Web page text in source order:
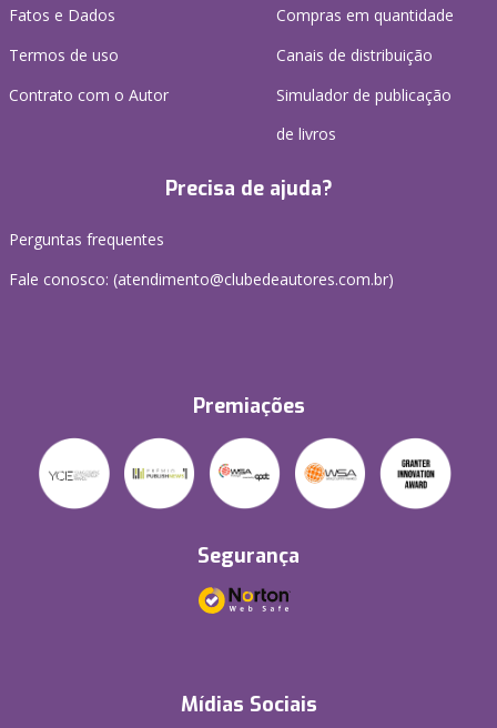
Fatos e Dados
Termos de uso
Contrato com o Autor
Compras em quantidade
Canais de distribuição
Simulador de publicação
de livros
Precisa de ajuda?
Perguntas frequentes
Fale conosco: (atendimento@clubedeautores.com.br)
Premiações
Segurança
Mídias Sociais